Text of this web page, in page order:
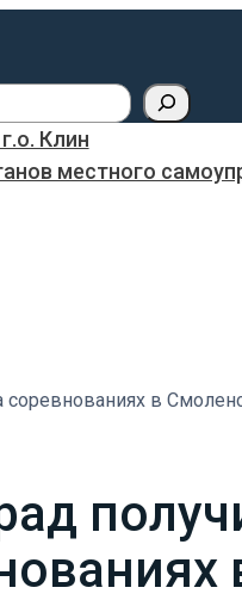
Клин
местного
в